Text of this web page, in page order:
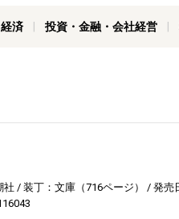
済 投資・金融・会社経営
社 装丁：文庫（716ページ）
発売